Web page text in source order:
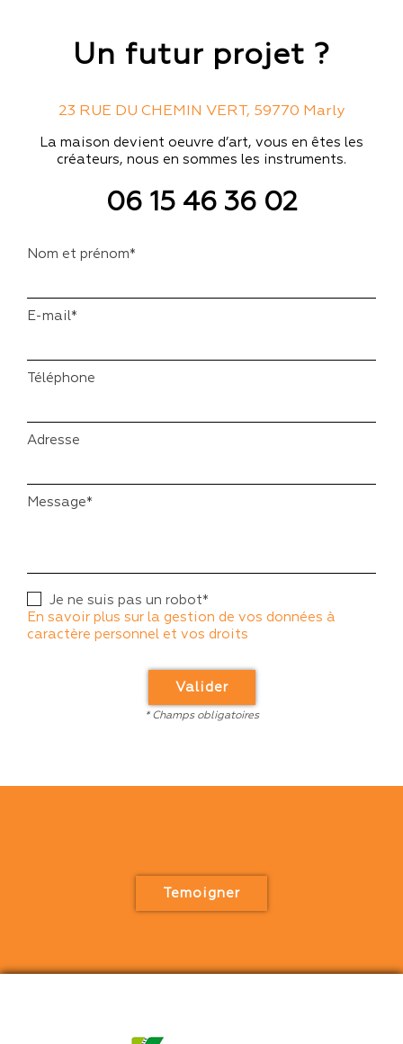
Un futur projet ?
23 RUE DU CHEMIN VERT, 59770 Marly
La maison devient oeuvre d’art, vous en êtes les
créateurs, nous en sommes les instruments.
06 15 46 36 02
Nom et prénom*
E-mail*
Téléphone
Adresse
Message*
Je ne suis pas un robot*
En savoir plus sur la gestion de vos données à
caractère personnel et vos droits
Valider
* Champs obligatoires
Temoigner